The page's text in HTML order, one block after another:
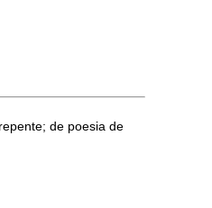
de poesia de